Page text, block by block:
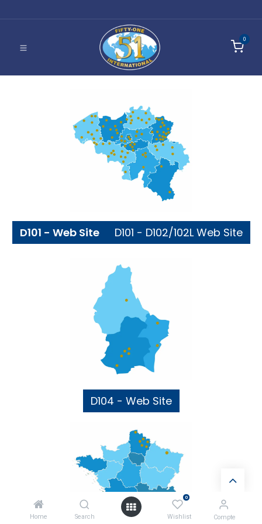
Home Search
0
Wishlist Compte
0
D101 - Web Site D101 - D102/102L Web Site
D104 - Web Site